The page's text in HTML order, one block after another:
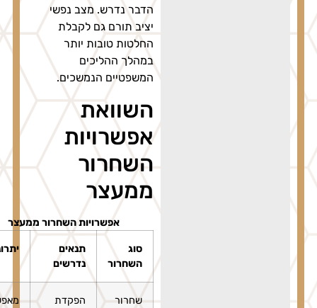
הדבר נדרש. מצב נפשי
יציב תורם גם לקבלת
החלטות טובות יותר
במהלך ההליכים
המשפטיים הנמשכים.
השוואת
אפשרויות
השחרור
ממעצר
אפשרויות השחרור ממעצר
השחרור
תנאים
נדרשים
יתרונות
שחרור
הפקדת
מאפשר